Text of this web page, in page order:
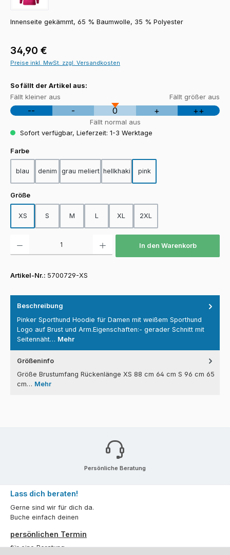
Innenseite gekämmt, 65 % Baumwolle, 35 % Polyester
Regulärer Preis:
34,90 €
Preise inkl. MwSt. zzgl. Versandkosten
So fällt der Artikel aus:
Fällt kleiner aus Fällt größer aus
-- - 0 + ++
Fällt normal aus
Sofort verfügbar, Lieferzeit: 1-3 Werktage
Farbeauswählen
blau denim grau meliert hellkhaki pink
Größeauswählen
XS S M L XL 2XL
In den Warenkorb
Artikel-Nr.: 5700729-XS
Beschreibung
Pinker Sporthund Hoodie für Damen mit weißem Sporthund
Logo auf Brust und Arm.Eigenschaften:- gerader Schnitt mit
Seitennäht… Mehr
Größeninfo
Größe Brustumfang Rückenlänge XS 88 cm 64 cm S 96 cm 65
cm… Mehr
Persönliche Beratung
Lass dich beraten!
Gerne sind wir für dich da.
Buche einfach deinen
persönlichen Termin
für eine Beratung.